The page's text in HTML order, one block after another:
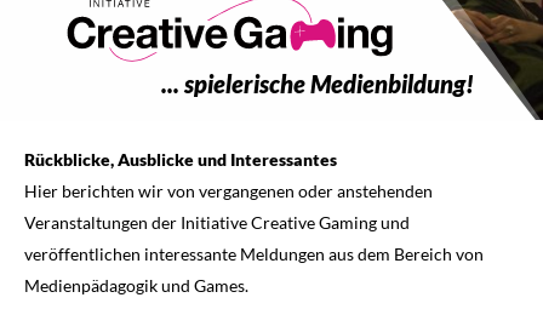
... spielerische Medienbildung!
Rückblicke, Ausblicke und Interessantes
Hier berichten wir von vergangenen oder anstehenden
Veranstaltungen der Initiative Creative Gaming und
veröffentlichen interessante Meldungen aus dem Bereich von
Medienpädagogik und Games.